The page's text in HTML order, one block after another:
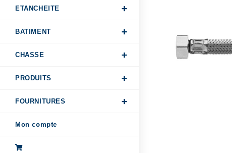
ETANCHEITE
BATIMENT
CHASSE
PRODUITS
FOURNITURES
Mon compte